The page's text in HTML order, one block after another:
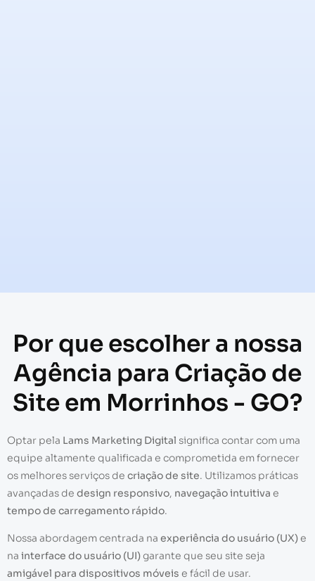
Por que escolher a nossa
Agência para Criação de
Site em Morrinhos - GO?
Optar pela Lams Marketing Digital significa contar com uma
equipe altamente qualificada e comprometida em fornecer
os melhores serviços de criação de site. Utilizamos práticas
avançadas de design responsivo, navegação intuitiva e
tempo de carregamento rápido.
Nossa abordagem centrada na experiência do usuário (UX)e
na interface do usuário (UI)garante que seu site seja
amigável para dispositivos móveis e fácil de usar.